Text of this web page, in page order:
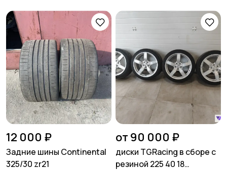
12 000 ₽
Задние шины Continental
325/30 zr21
от 90 000 ₽
диски TGRacing в сборе с
резиной 225 40 18